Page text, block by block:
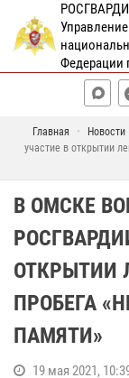
Федерации
Главная Новости
участие в открытии
В ОМСКЕ
ОТКРЫТИИ
ПРОБЕГА
ПАМЯТИ»
19 мая 2021,